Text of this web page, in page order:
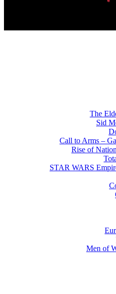
The
Sid
Call to Arms –
Rise of
STAR WARS
Men of